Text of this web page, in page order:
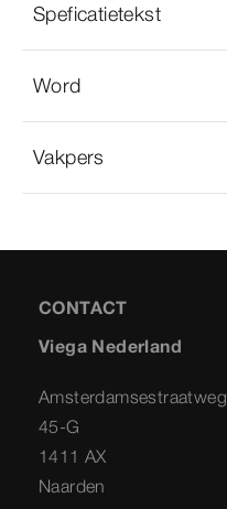
Speficatietekst
Word
Vakpers
CONTACT
Viega Nederland
Amsterdamsestraatweg
45-G
1411 AX
Naarden